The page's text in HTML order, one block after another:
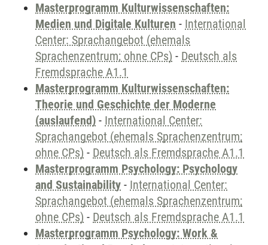
Masterprogramm Kulturwissenschaften:
Medien und Digitale Kulturen - International
Center: Sprachangebot (ehemals
Sprachenzentrum; ohne CPs) - Deutsch als
Fremdsprache A1.1
Masterprogramm Kulturwissenschaften:
Theorie und Geschichte der Moderne
(auslaufend) - International Center:
Sprachangebot (ehemals Sprachenzentrum;
ohne CPs) - Deutsch als Fremdsprache A1.1
Masterprogramm Psychology: Psychology
and Sustainability - International Center:
Sprachangebot (ehemals Sprachenzentrum;
ohne CPs) - Deutsch als Fremdsprache A1.1
Masterprogramm Psychology: Work &